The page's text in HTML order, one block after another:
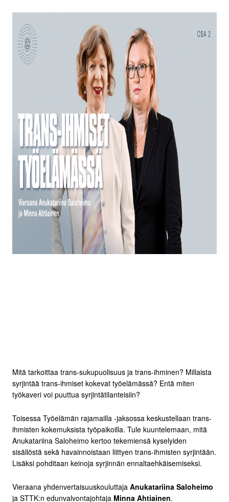
Mitä tarkoittaa trans-sukupuolisuus ja trans-ihminen? Millaista
syrjintää trans-ihmiset kokevat työelämässä? Entä miten
työkaveri voi puuttua syrjintätilanteisiin?
Toisessa Työelämän rajamailla -jaksossa keskustellaan trans-
ihmisten kokemuksista työpaikoilla. Tule kuuntelemaan, mitä
Anukatariina Saloheimo kertoo tekemiensä kyselyiden
sisällöstä sekä havainnoistaan liittyen trans-ihmisten syrjintään.
Lisäksi pohditaan keinoja syrjinnän ennaltaehkäisemiseksi.
Vieraana yhdenvertaisuuskouluttaja Anukatariina Saloheimo
ja STTK:n edunvalvontajohtaja Minna Ahtiainen.